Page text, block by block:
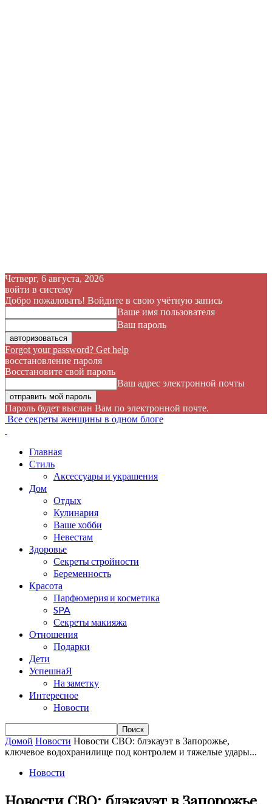
Четверг, 6 августа, 2026
войти в систему
Добро пожаловать! Войдите в свою учётную запись
Ваше имя пользователя
Ваш пароль
Forgot your password? Get help
восстановление пароля
Восстановите свой пароль
Ваш адрес электронной почты
Пароль будет выслан Вам по электронной почте.
Все секреты женщины в одном блоге
Главная
Стиль
Аксессуары и украшения
Дом
Отдых
Кулинария
Ваше хобби
Невестам
Здоровье
Секреты стройности
Беременность
Красота
Парфюмерия и косметика
SPA
Секреты макияжа
Отношения
Подарки
Дети
УспешнаЯ
На заметку
Интересное
Новости
Домой Новости Новости СВО: блэкауэт в Запорожье,
ключевое водохранилище под контролем и тяжелые удары...
Новости